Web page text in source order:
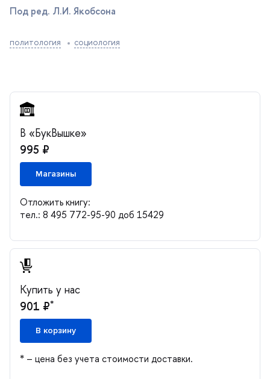
Под ред. Л.И. Якобсона
политология социология
«БукВышке»
995 ₽
Магазины
Отложить книгу:
тел.: 8 495 772-95-90 доб 15429
Купить у нас
901 ₽*
корзину
* – цена без учета стоимости доставки.